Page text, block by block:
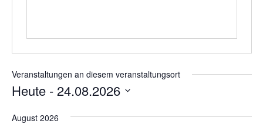
Veranstaltungen an diesem veranstaltungsort
Heute - 24.08.2026
wählen.
August 2026